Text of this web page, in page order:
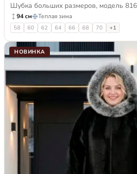
Шубка больших размеров, модель
94 см Теплая зима
58 60 62 64 66 68 70 +1
НОВИНКА